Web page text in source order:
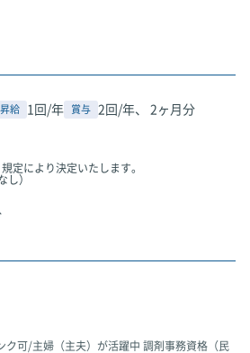
昇給 1回/年 賞与 2回/年、 2ヶ月分
定により決定いたします。
し）
ク可/主婦（主夫）が活躍中 調剤事務資格（民